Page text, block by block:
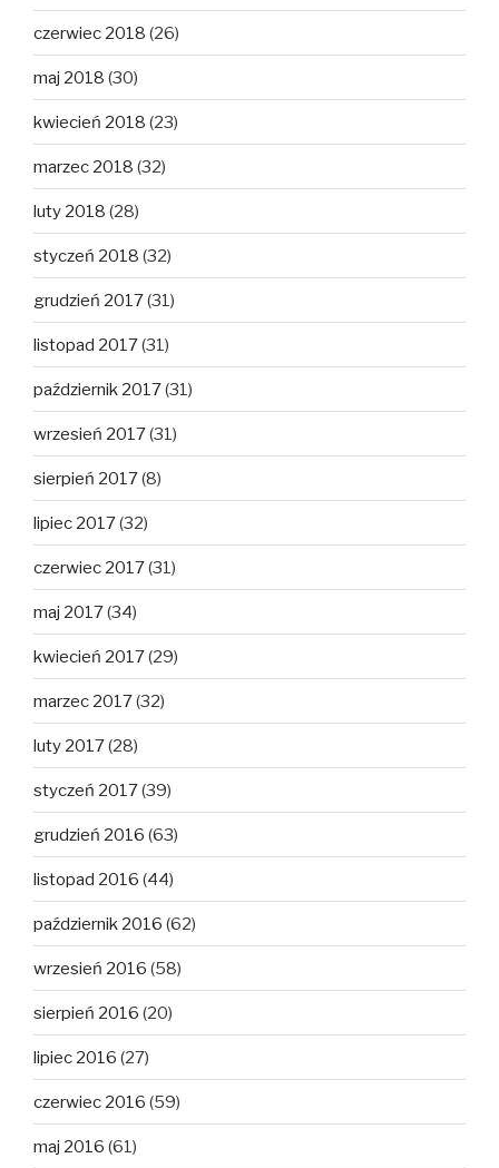
czerwiec 2018 (26)
maj 2018 (30)
kwiecień 2018 (23)
marzec 2018 (32)
luty 2018 (28)
styczeń 2018 (32)
grudzień 2017(31)
listopad 2017(31)
październik 2017(31)
wrzesień 2017(31)
sierpień 2017(8)
lipiec 2017(32)
czerwiec 2017(31)
maj 2017(34)
kwiecień 2017(29)
marzec 2017(32)
luty 2017(28)
styczeń 2017(39)
grudzień 2016 (63)
listopad 2016 (44)
październik 2016 (62)
wrzesień 2016 (58)
sierpień 2016 (20)
lipiec 2016 (27)
czerwiec 2016 (59)
maj 2016 (61)